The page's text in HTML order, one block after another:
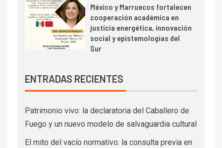
México y Marruecos fortalecen
cooperación académica en
justicia energética, innovación
social y epistemologías del
Sur
ENTRADAS RECIENTES
Patrimonio vivo: la declaratoria del Caballero de
Fuego y un nuevo modelo de salvaguardia cultural
El mito del vacío normativo: la consulta previa en